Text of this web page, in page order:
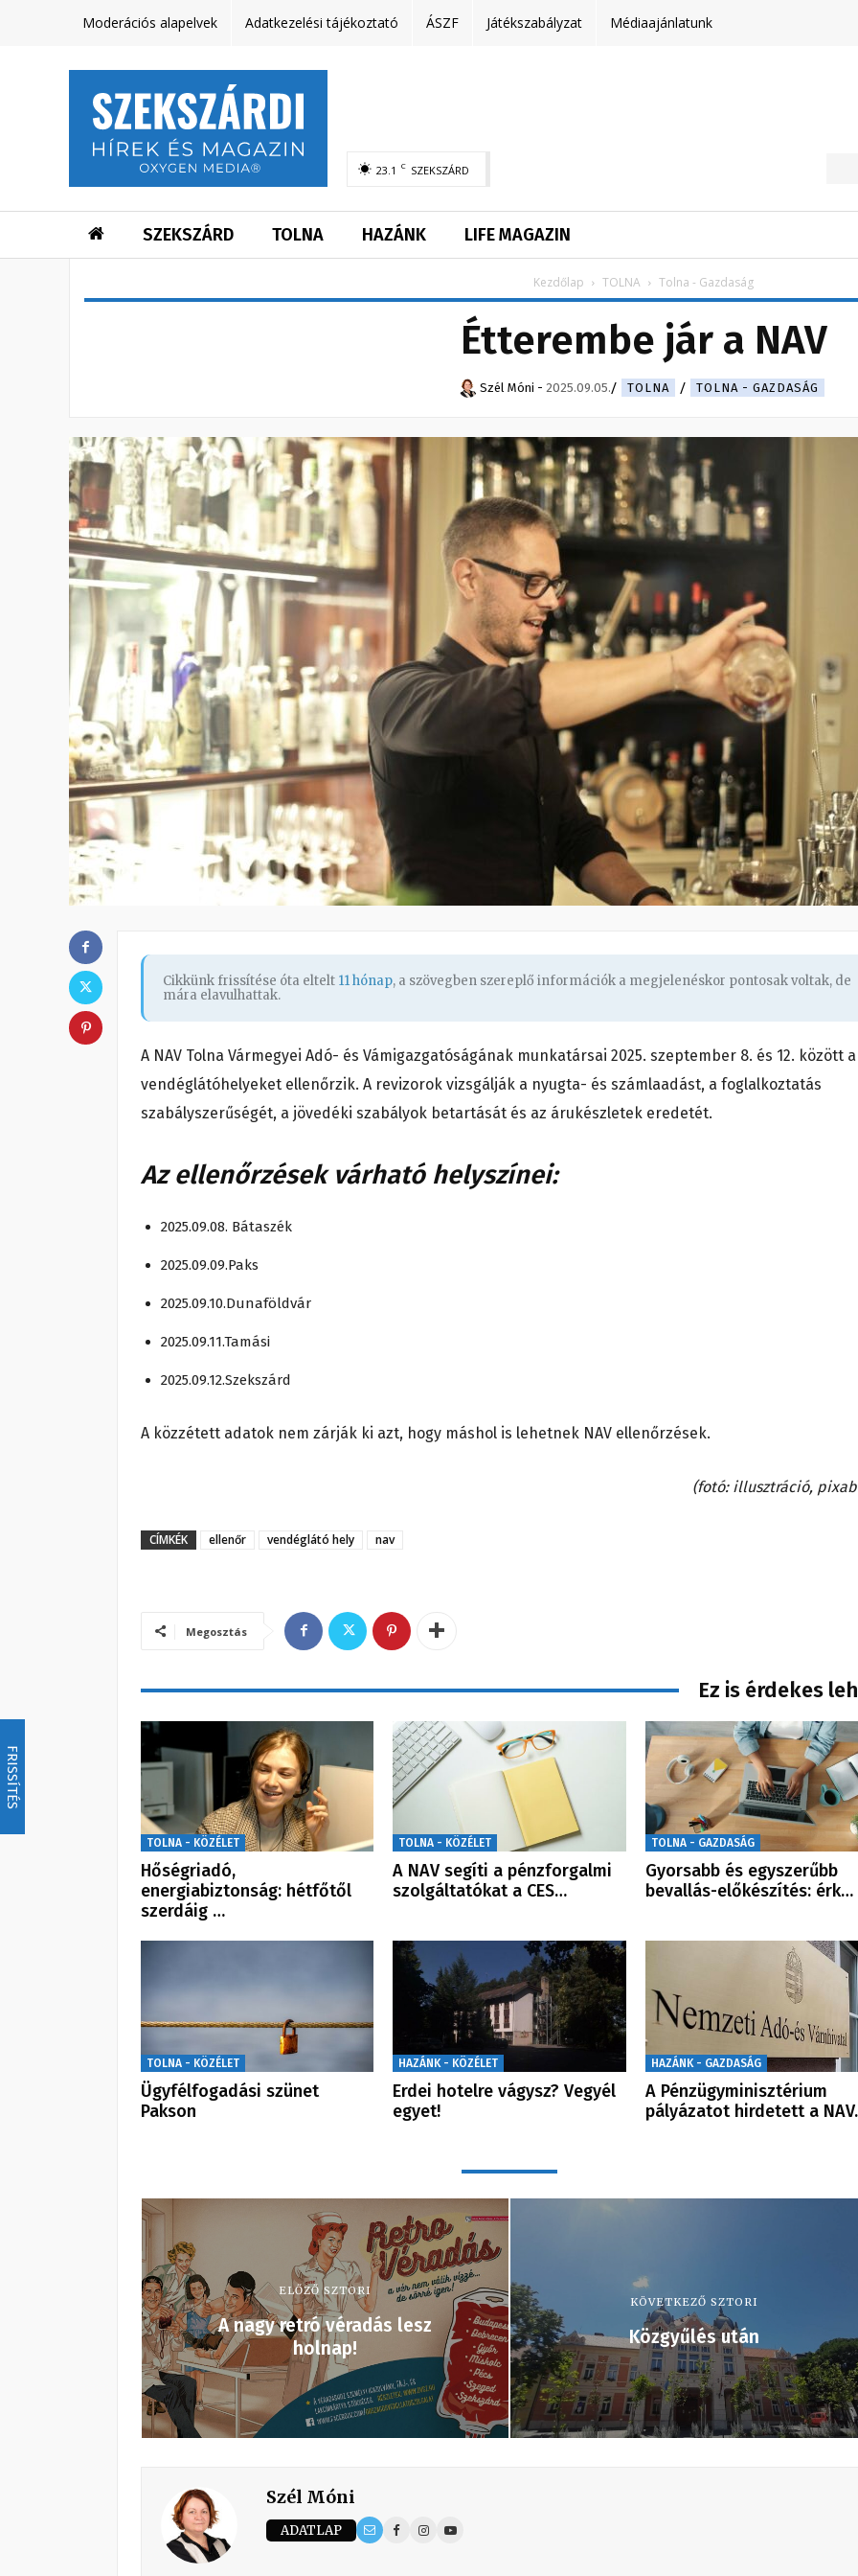
FRISSÍTÉS
Moderációs alapelvek Adatkezelési tájékoztató ÁSZF Játékszabályzat Médiaajánlatunk
23.1 C SZEKSZÁRD
SZEKSZÁRD TOLNA HAZÁNK LIFE MAGAZIN
Kezdőlap TOLNA Tolna - Gazdaság
Étterembe jár a NAV
Szél Móni - 2025.09.05. TOLNA TOLNA - GAZDASÁG
Cikkünk frissítése óta eltelt 11 hónap, a szövegben szereplő információk a megjelenéskor pontosak voltak, de
mára elavulhattak.
A NAV Tolna Vármegyei Adó- és Vámigazgatóságának munkatársai 2025. szeptember 8. és 12. között a
vendéglátóhelyeket ellenőrzik. A revizorok vizsgálják a nyugta- és számlaadást, a foglalkoztatás
szabályszerűségét, a jövedéki szabályok betartását és az árukészletek eredetét.
Az ellenőrzések várható helyszínei:
2025.09.08. Bátaszék
2025.09.09.Paks
2025.09.10.Dunaföldvár
2025.09.11.Tamási
2025.09.12.Szekszárd
A közzétett adatok nem zárják ki azt, hogy máshol is lehetnek NAV ellenőrzések.
(fotó: illusztráció,
CÍMKÉK ellenőr vendéglátó hely nav
Megosztás
Ez is érdekes
TOLNA - KÖZÉLET
Hőségriadó,
energiabiztonság: hétfőtől
szerdáig …
TOLNA - KÖZÉLET
A NAV segíti a pénzforgalmi
szolgáltatókat a CES…
TOLNA - GAZDASÁG
Gyorsabb és egyszerűbb
bevallás-előkészítés: érk…
TOLNA - KÖZÉLET
Ügyfélfogadási szünet
Pakson
HAZÁNK - KÖZÉLET
Erdei hotelre vágysz? Vegyél
egyet!
HAZÁNK - GAZDASÁG
A Pénzügyminisztérium
pályázatot hirdetett a
ELŐZŐ SZTORI
A nagy retró véradás lesz
holnap!
KÖVETKEZŐ SZTORI
Közgyűlés után
Szél Móni
ADATLAP